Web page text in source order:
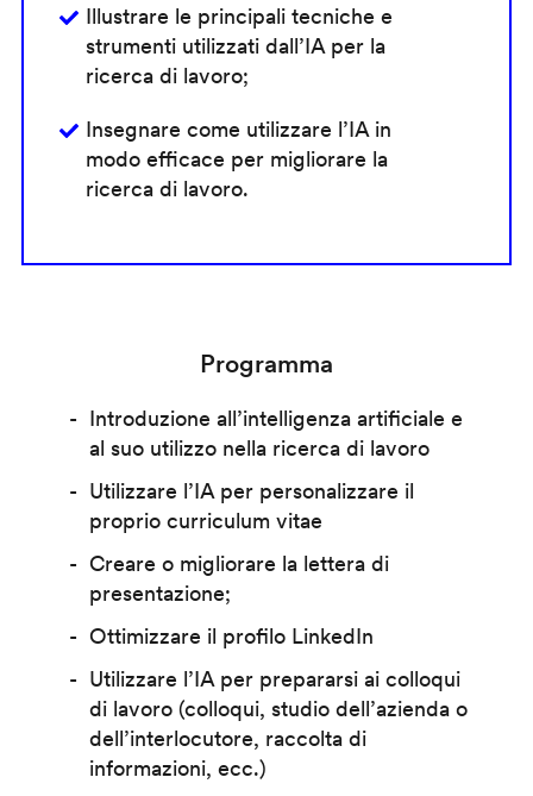
Illustrare le principali tecniche e
strumenti utilizzati dall’IA per la
ricerca di lavoro;
Insegnare come utilizzare l’IA in
modo efficace per migliorare la
ricerca di lavoro.
Programma
Introduzione all’intelligenza artificiale e
al suo utilizzo nella ricerca di lavoro
Utilizzare l’IA per personalizzare il
proprio curriculum vitae
Creare o migliorare la lettera di
presentazione;
Ottimizzare il profilo LinkedIn
Utilizzare l’IA per prepararsi ai colloqui
di lavoro (colloqui, studio dell’azienda o
dell’interlocutore, raccolta di
informazioni, ecc.)